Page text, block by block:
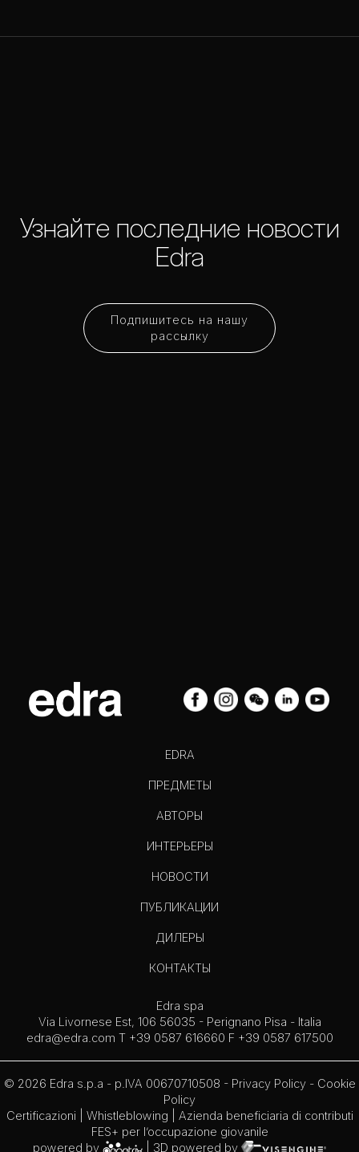
Подпишитесь на нашу
рассылку
Узнайте последние новости
Edra
EDRA
ПРЕДМЕТЫ
АВТОРЫ
ИНТЕРЬЕРЫ
НОВОСТИ
ПУБЛИКАЦИИ
ДИЛЕРЫ
КОНТАКТЫ
Edra spa
Via Livornese Est, 106 56035 - Perignano Pisa - Italia
edra@edra.com T +39 0587 616660 F +39 0587 617500
© 2026 Edra s.p.a - p.IVA 00670710508 - Privacy Policy- Cookie
Policy
Certificazioni
Whistleblowing | Azienda beneficiaria di contributi
FES+ per l’occupazione giovanile
powered by
| 3D powered by